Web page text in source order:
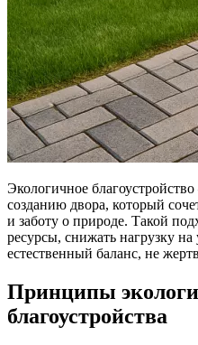
Экологичное
созданию двора, который
и заботу о природе. Такой
ресурсы, снижать нагрузку
естественный баланс, не
Принципы
благоустройства